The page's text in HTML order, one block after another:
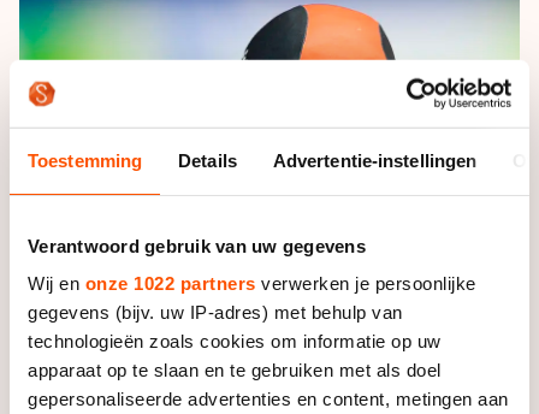
Toestemming Details Advertentie-instellingen
Verantwoord gebruik van uw gegevens
Wij en onze 1022 partners verwerken je persoonlijke
gegevens (bijv. uw IP-adres) met behulp van
technologieën zoals cookies om informatie op uw
apparaat op te slaan en te gebruiken met als doel
gepersonaliseerde advertenties en content, metingen aan
Deze zomer de weg op
Waar kan ik schaatsen en skaten?
Alles voor jou als schaatsfan
Evenementen
Tickets
Olympische Spelen
Olympische Spelen
Medaille overzicht
Medaillespiegel